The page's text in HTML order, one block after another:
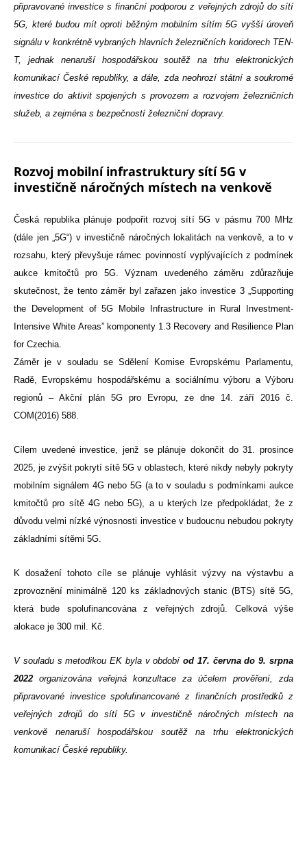
připravované investice s finanční podporou z veřejných zdrojů do sítí
5G, které budou mít oproti běžným mobilním sítím 5G vyšší úroveň
signálu v konkrétně vybraných hlavních železničních koridorech TEN-
T, jednak nenaruší hospodářskou soutěž na trhu elektronických
komunikací České republiky, a dále, zda neohrozí státní a soukromé
investice do aktivit spojených s provozem a rozvojem železničních
služeb, a zejména s bezpečností železniční dopravy.
Rozvoj mobilní infrastruktury sítí 5G v
investičně náročných místech na venkově
Česká republika plánuje podpořit rozvoj sítí 5G v pásmu 700 MHz
(dále jen „5G“) v investičně náročných lokalitách na venkově, a to v
rozsahu, který převyšuje rámec povinností vyplývajících z podmínek
aukce kmitočtů pro 5G. Význam uvedeného záměru zdůrazňuje
skutečnost, že tento záměr byl zařazen jako investice 3 „Supporting
the Development of 5G Mobile Infrastructure in Rural Investment-
Intensive White Areas” komponenty 1.3 Recovery and Resilience Plan
for Czechia.
Záměr je v souladu se Sdělení Komise Evropskému Parlamentu,
Radě, Evropskému hospodářskému a sociálnímu výboru a Výboru
regionů – Akční plán 5G pro Evropu, ze dne 14. září 2016 č.
COM(2016) 588.
Cílem uvedené investice, jenž se plánuje dokončit do 31. prosince
2025, je zvýšit pokrytí sítě 5G v oblastech, které nikdy nebyly pokryty
mobilním signálem 4G nebo 5G (a to v souladu s podmínkami aukce
kmitočtů pro sítě 4G nebo 5G), a u kterých lze předpokládat, že z
důvodu velmi nízké výnosnosti investice v budoucnu nebudou pokryty
základními sítěmi 5G.
K dosažení tohoto cíle se plánuje vyhlásit výzvy na výstavbu a
zprovoznění minimálně 120 ks základnových stanic (BTS) sítě 5G,
která bude spolufinancována z veřejných zdrojů. Celková výše
alokace je 300 mil. Kč.
V souladu s metodikou EK byla v obdobíod 17. června do 9. srpna
2022 organizována veřejná konzultace za účelem prověření, zda
připravované investice spolufinancované z finančních prostředků z
veřejných zdrojů do sítí 5G v investičně náročných místech na
venkově nenaruší hospodářskou soutěž na trhu elektronických
komunikací České republiky.